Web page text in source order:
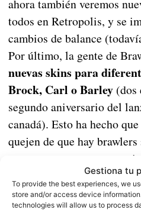
Gestiona tu
To provide the best experiences, we
store and/or access device
technologies will allow us to process
ahora también veremos
todos en Retropolis, y se
cambios de balance
Por último, la gente de
nuevas skins para
Brock, Carl o Barley(dos
segundo aniversario del
canadá). Esto ha hecho
quejen de que hay
ya estrenan su cuarta o
cambios aún no están
puede probar en el juego.